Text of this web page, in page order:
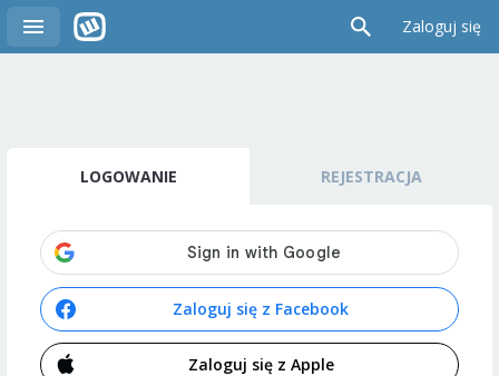
Zaloguj się
LOGOWANIE REJESTRACJA
Zaloguj się z Facebook
Zaloguj się z Apple